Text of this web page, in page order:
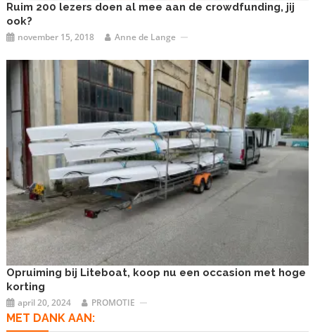
Ruim 200 lezers doen al mee aan de crowdfunding, jij
ook?
november 15, 2018 Anne de Lange
Opruiming bij Liteboat, koop nu een occasion met hoge
korting
april 20, 2024 PROMOTIE
MET DANK AAN: